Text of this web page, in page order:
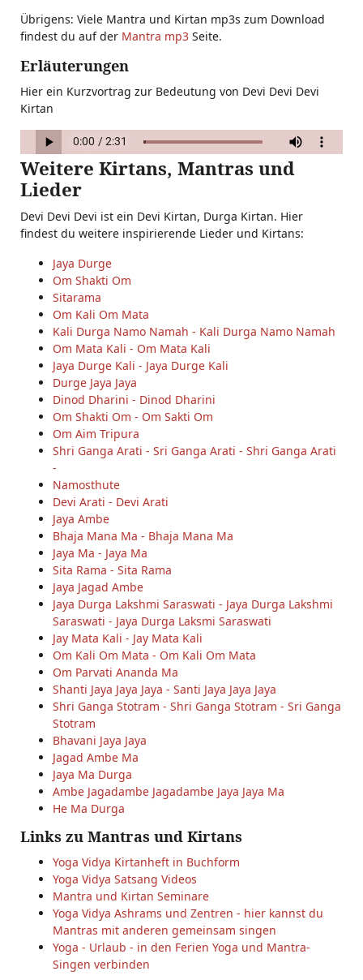
Übrigens: Viele Mantra und Kirtan mp3s zum Download
findest du auf der Mantra mp3 Seite.
Erläuterungen
Hier ein Kurzvortrag zur Bedeutung von Devi Devi Devi
Kirtan
Weitere Kirtans, Mantras und
Lieder
Devi Devi Devi ist ein Devi Kirtan, Durga Kirtan. Hier
findest du weitere inspirierende Lieder und Kirtans:
Jaya Durge
Om Shakti Om
Sitarama
Om Kali Om Mata
Kali Durga Namo Namah - Kali Durga Namo Namah
Om Mata Kali - Om Mata Kali
Jaya Durge Kali - Jaya Durge Kali
Durge Jaya Jaya
Dinod Dharini - Dinod Dharini
Om Shakti Om - Om Sakti Om
Om Aim Tripura
Shri Ganga Arati - Sri Ganga Arati - Shri Ganga Arati
-
Namosthute
Devi Arati - Devi Arati
Jaya Ambe
Bhaja Mana Ma - Bhaja Mana Ma
Jaya Ma - Jaya Ma
Sita Rama - Sita Rama
Jaya Jagad Ambe
Jaya Durga Lakshmi Saraswati - Jaya Durga Lakshmi
Saraswati - Jaya Durga Laksmi Saraswati
Jay Mata Kali - Jay Mata Kali
Om Kali Om Mata - Om Kali Om Mata
Om Parvati Ananda Ma
Shanti Jaya Jaya Jaya - Santi Jaya Jaya Jaya
Shri Ganga Stotram - Shri Ganga Stotram - Sri Ganga
Stotram
Bhavani Jaya Jaya
Jagad Ambe Ma
Jaya Ma Durga
Ambe Jagadambe Jagadambe Jaya Jaya Ma
He Ma Durga
Links zu Mantras und Kirtans
Yoga Vidya Kirtanheft in Buchform
Yoga Vidya Satsang Videos
Mantra und Kirtan Seminare
Yoga Vidya Ashrams und Zentren - hier kannst du
Mantras mit anderen gemeinsam singen
Yoga - Urlaub - in den Ferien Yoga und Mantra-
Singen verbinden